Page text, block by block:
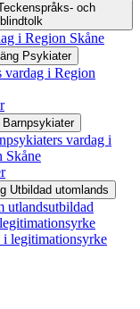
och
i Region Skåne
Psykiater
vardag i Region
Barnpsykiater
vardag i
Skåne
Utbildad utomlands
utlandsutbildad
legitimationsyrke